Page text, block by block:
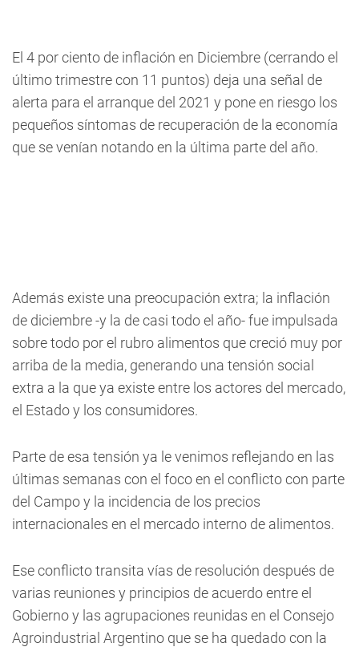
El 4 por ciento de inflación en Diciembre (cerrando el
último trimestre con 11 puntos) deja una señal de
alerta para el arranque del 2021 y pone en riesgo los
pequeños síntomas de recuperación de la economía
que se venían notando en la última parte del año.
Además existe una preocupación extra; la inflación
de diciembre -y la de casi todo el año- fue impulsada
sobre todo por el rubro alimentos que creció muy por
arriba de la media, generando una tensión social
extra a la que ya existe entre los actores del mercado,
el Estado y los consumidores.
Parte de esa tensión ya le venimos reflejando en las
últimas semanas con el foco en el conflicto con parte
del Campo y la incidencia de los precios
internacionales en el mercado interno de alimentos.
Ese conflicto transita vías de resolución después de
varias reuniones y principios de acuerdo entre el
Gobierno y las agrupaciones reunidas en el Consejo
Agroindustrial Argentino que se ha quedado con la